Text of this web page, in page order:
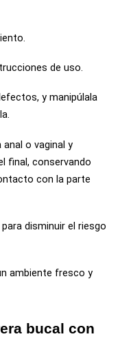
de uso.
y manipúlala
anal o vaginal y
final, conservando
con la parte
disminuir el riesgo
ambiente fresco y
bucal con